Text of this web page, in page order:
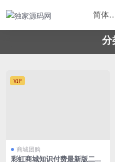
分
VIP
商城团购
彩虹商城知识付费最新版二级